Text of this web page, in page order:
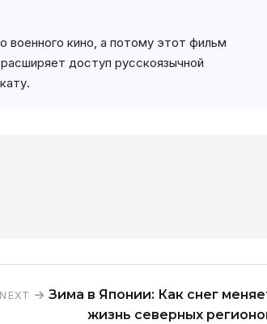
военного кино, а потому этот фильм
доступ русскоязычной
NEXT
Зима в Японии: Как снег
жизнь северных